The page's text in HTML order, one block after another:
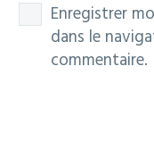
Enregistrer
dans le
commentaire.